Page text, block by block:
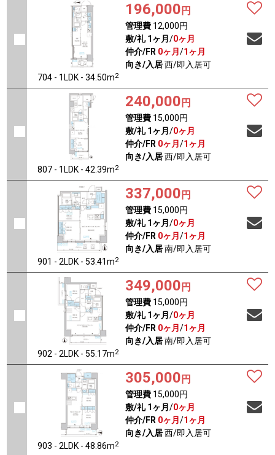
704 - 1LDK - 34.50m2
196,000 円
管理費12,000円
敷/礼 1ヶ月 /0ヶ月
仲介/FR 0ヶ月 /1ヶ月
向き/入居西/即入居可
807 - 1LDK - 42.39m2
240,000 円
管理費15,000円
敷/礼 1ヶ月 /0ヶ月
仲介/FR 0ヶ月 /1ヶ月
向き/入居西/即入居可
901 - 2LDK - 53.41m2
337,000 円
管理費15,000円
敷/礼 1ヶ月 /0ヶ月
仲介/FR 0ヶ月 /1ヶ月
向き/入居南/即入居可
902 - 2LDK - 55.17m2
349,000 円
管理費15,000円
敷/礼 1ヶ月 /0ヶ月
仲介/FR 0ヶ月 /1ヶ月
向き/入居南/即入居可
903 - 2LDK - 48.86m2
305,000 円
管理費15,000円
敷/礼 1ヶ月 /0ヶ月
仲介/FR 0ヶ月 /1ヶ月
向き/入居西/即入居可